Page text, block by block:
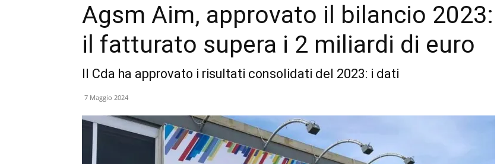
Agsm Aim, approvato il bilancio 2023:
il fatturato supera i 2 miliardi di euro
Il Cda ha approvato i risultati consolidati del 2023: i dati
7 Maggio 2024